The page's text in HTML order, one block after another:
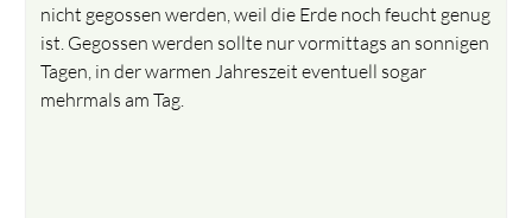
nicht gegossen werden, weil die Erde noch feucht genug
ist. Gegossen werden sollte nur vormittags an sonnigen
Tagen, in der warmen Jahreszeit eventuell sogar
mehrmals am Tag.